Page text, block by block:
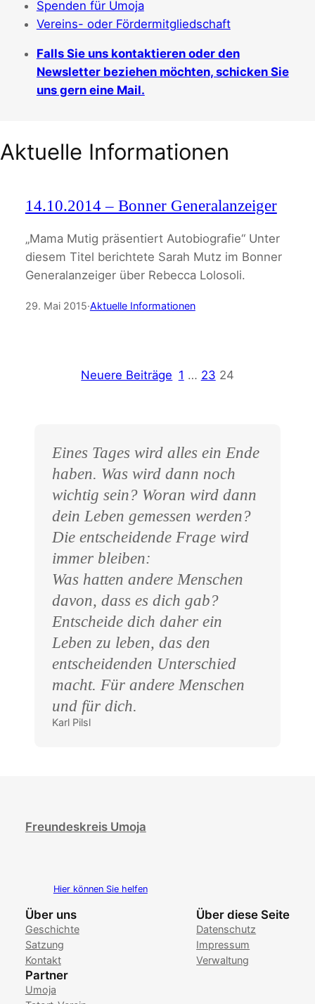
Spenden für Umoja
Vereins- oder Fördermitgliedschaft
Falls Sie uns kontaktieren oder den
Newsletter beziehen möchten, schicken Sie
uns gern eine Mail.
Aktuelle Informationen
14.10.2014 – Bonner Generalanzeiger
„Mama Mutig präsentiert Autobiografie“ Unter
diesem Titel berichtete Sarah Mutz im Bonner
Generalanzeiger über Rebecca Lolosoli.
29. Mai 2015·Aktuelle Informationen
Neuere Beiträge 1 … 23 24
Eines Tages wird alles ein Ende
haben. Was wird dann noch
wichtig sein? Woran wird dann
dein Leben gemessen werden?
Die entscheidende Frage wird
immer bleiben:
Was hatten andere Menschen
davon, dass es dich gab?
Entscheide dich daher ein
Leben zu leben, das den
entscheidenden Unterschied
macht. Für andere Menschen
und für dich.
Karl Pilsl
Freundeskreis Umoja
Hier können Sie helfen
Über uns
Geschichte
Satzung
Kontakt
Über diese Seite
Datenschutz
Impressum
Verwaltung
Partner
Umoja